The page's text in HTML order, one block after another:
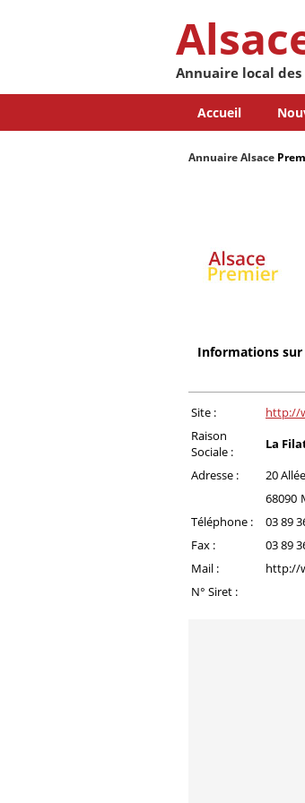
Annuaire local des
Accueil
Annuaire Alsace
Informations sur
Site :
http://
Raison
Sociale :
La
Adresse :
20
68090
Téléphone :
03 89
Fax :
03 89
Mail :
http://
N° Siret :